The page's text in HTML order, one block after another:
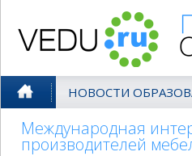
НОВОСТИ
Международная
производителей